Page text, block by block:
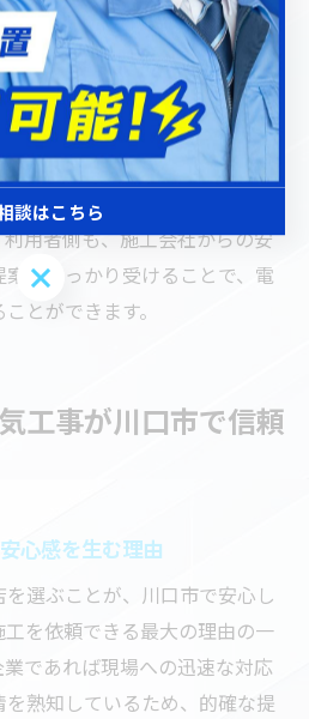
からの衝撃や熱にも強い構造の
谷川電機製作所や鈴木電設株式
実績あるメーカーの製品も多く
ナンスや点検によりケーブル
し、長期間安全に運用できる
用者側も、施工会社からの安
をしっかり受けることで、電
とができます。
工事が川口市で信頼
心感を生む理由
選ぶことが、川口市で安心し
を依頼できる最大の理由の一
であれば現場への迅速な対応
熟知しているため、的確な提
談はこちら
談はこちら